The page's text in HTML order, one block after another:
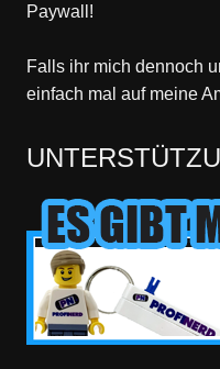
Paywall!
Falls ihr mich dennoch
einfach mal auf meine